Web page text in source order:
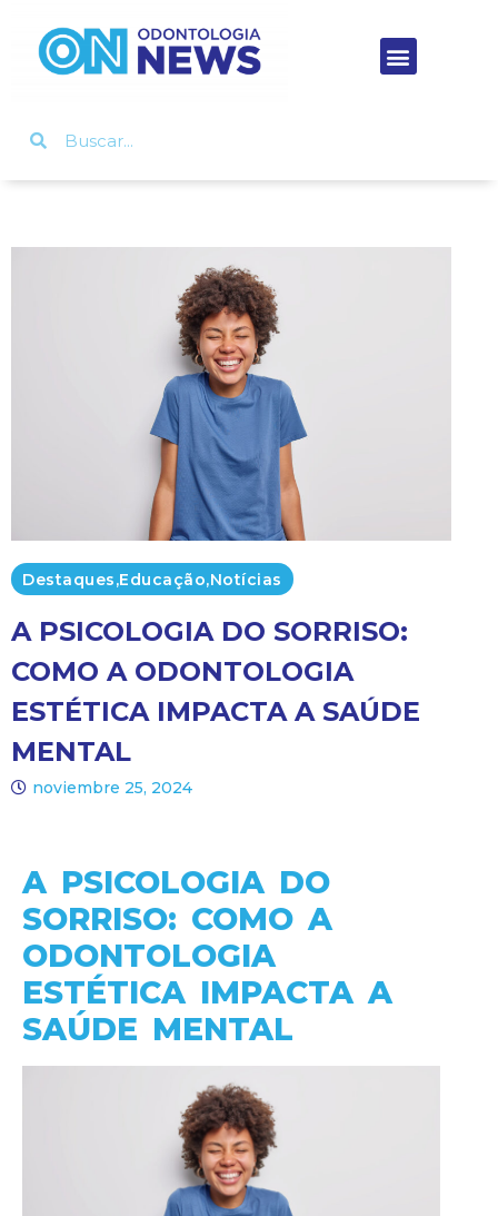
Destaques,Educação,Notícias
A PSICOLOGIA DO SORRISO:
COMO A ODONTOLOGIA
ESTÉTICA IMPACTA A SAÚDE
MENTAL
noviembre 25, 2024
A PSICOLOGIA DO
SORRISO: COMO A
ODONTOLOGIA
ESTÉTICA IMPACTA A
SAÚDE MENTAL